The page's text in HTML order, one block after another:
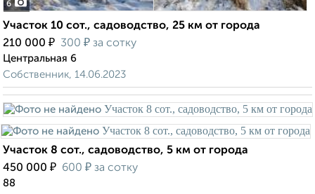
6
Участок 10 сот., садоводство, 25 км от города
210 000 ₽ 300 ₽ за сотку
Центральная 6
Собственник, 14.06.2023
Участок 8 сот., садоводство, 5 км от города
450 000 ₽ 600 ₽ за сотку
88